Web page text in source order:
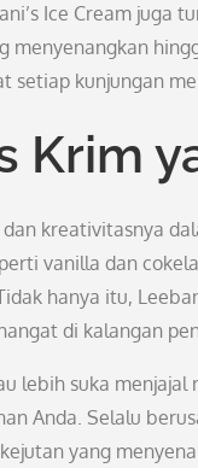
Ice Cream juga
setiap kunjungan
Krim
dan kreativitasnya
vanilla dan
hanya itu,
di kalangan
lebih suka menjajal
Anda. Selalu
yang